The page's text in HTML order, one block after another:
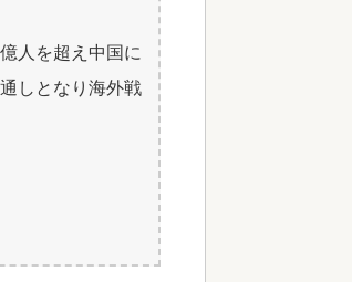
人を超え中国に
しとなり海外戦